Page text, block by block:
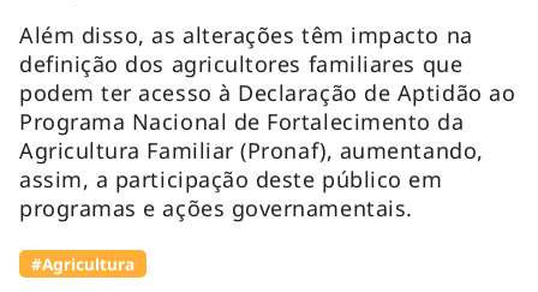
Além disso, as alterações têm impacto na
definição dos agricultores familiares que
podem ter acesso à Declaração de Aptidão ao
Programa Nacional de Fortalecimento da
Agricultura Familiar (Pronaf), aumentando,
assim, a participação deste público em
programas e ações governamentais.
#Agricultura